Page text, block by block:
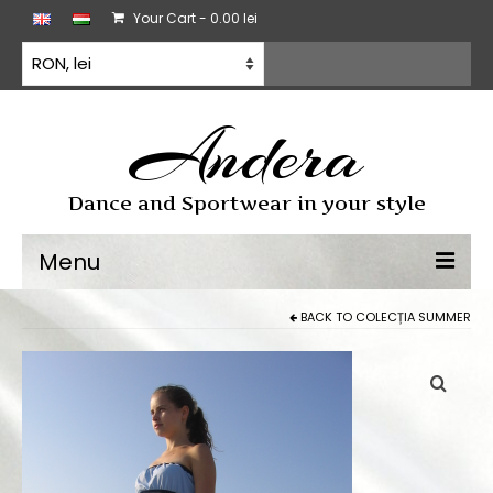
Your Cart- 0.00 lei
Andera
Dance and Sportwear in your style
Menu
Dans sportiv
Antrenament
Toate produse
BACK TO COLECȚIA SUMMER